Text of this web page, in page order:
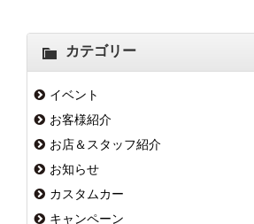
カテゴリー
イベント
お客様紹介
お店＆スタッフ紹介
お知らせ
カスタムカー
キャンペーン